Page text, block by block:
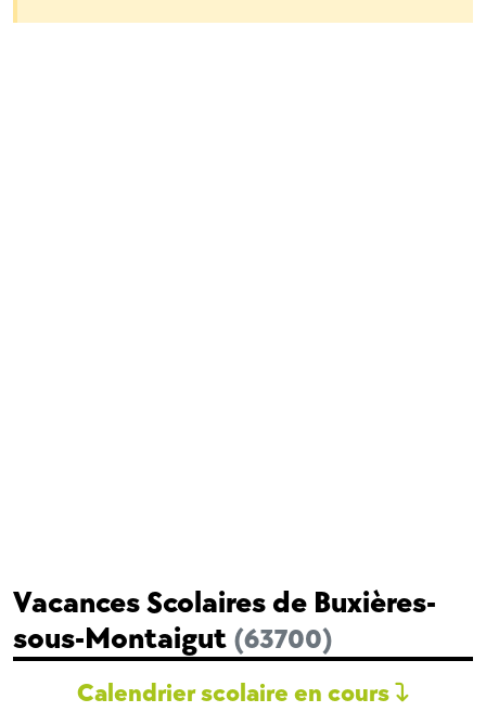
Vacances Scolaires de Buxières-
sous-Montaigut (63700)
Calendrier scolaire en cours